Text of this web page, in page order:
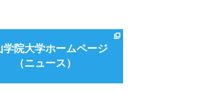
学院大学ホームページ
（ニュース）